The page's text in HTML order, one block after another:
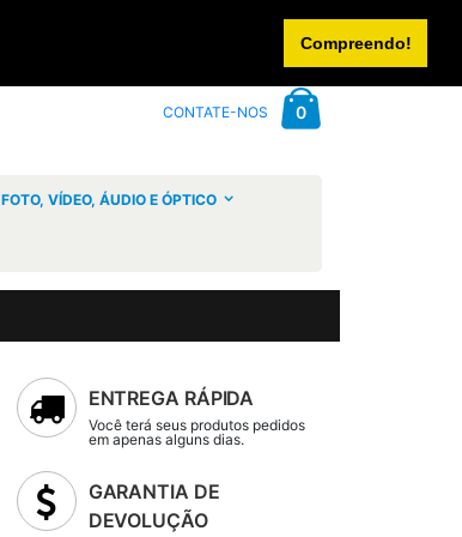
Compreendo!
0artigos
CONTATE-NOS
FOTO, VÍDEO, ÁUDIO E ÓPTICO
ENTREGA RÁPIDA
Você terá seus produtos pedidos
em apenas alguns dias.
GARANTIA DE
DEVOLUÇÃO